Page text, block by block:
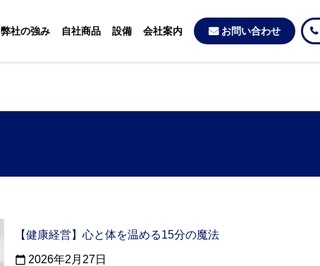
弊社の強み 自社商品 設備 会社案内 お問い合わせ
【健康経営】心と体を温める15分の魔法
calendar_today 2026年2月27日